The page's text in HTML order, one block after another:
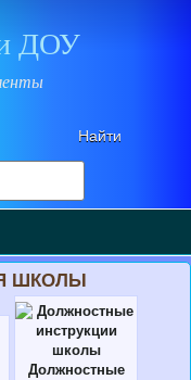
и ДОУ
ШКОЛЫ
Должностные